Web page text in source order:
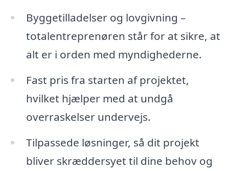
Byggetilladelser og lovgivning –
totalentreprenøren står for at sikre, at
alt er i orden med myndighederne.
Fast pris fra starten af projektet,
hvilket hjælper med at undgå
overraskelser undervejs.
Tilpassede løsninger, så dit projekt
bliver skræddersyet til dine behov og